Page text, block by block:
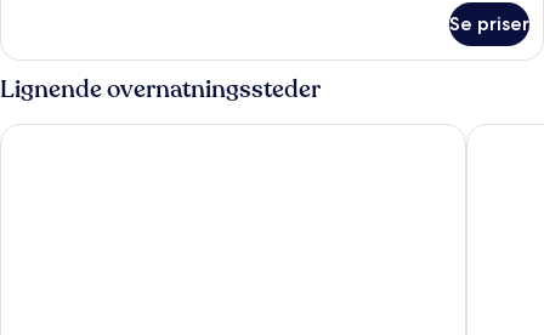
værelse
til
3
personer
Se priser
Lignende overnatningssteder
Te Anau Lakeview Holiday Park & Motels The